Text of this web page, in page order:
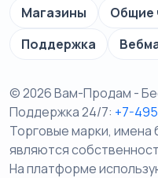
Магазины Общие
Поддержка
© 2026 Вам-Продам -
Поддержка 24/7: +7-
Торговые марки,
являются
На платформе